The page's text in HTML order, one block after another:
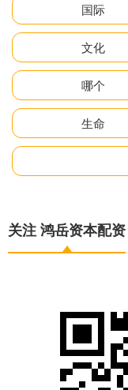
国际
文化
哪个
生命
关注 鸿岳资本配资